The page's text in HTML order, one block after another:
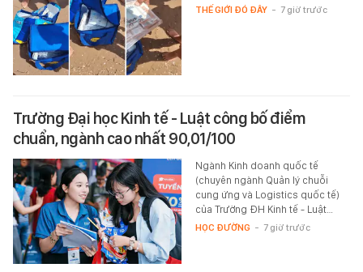
THẾ GIỚI ĐÓ ĐÂY - 7 giờ trước
Trường Đại học Kinh tế - Luật công bố điểm
chuẩn, ngành cao nhất 90,01/100
Ngành Kinh doanh quốc tế
(chuyên ngành Quản lý chuỗi
cung ứng và Logistics quốc tế)
của Trường ĐH Kinh tế - Luật…
HỌC ĐƯỜNG - 7 giờ trước